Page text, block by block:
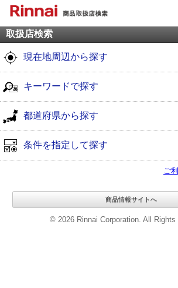
取扱店検索
現在地周辺から探す
キーワードで探す
都道府県から探す
条件を指定して探す
ご
商品情報サイトへ
© 2026 Rinnai Corporation. All Rights